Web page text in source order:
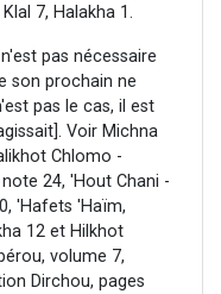
7, Halakha 1.
pas nécessaire
son prochain ne
pas le cas, il est
Voir Michna
Chlomo -
24, 'Hout Chani -
'Hafets 'Haïm,
12 et Hilkhot
volume 7,
Dirchou, pages